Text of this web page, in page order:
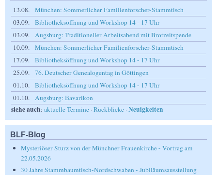
13.08.
München: Sommerlicher Familienforscher-Stammtisch
03.09.
Bibliotheksöffnung und Workshop 14 - 17 Uhr
03.09.
Augsburg: Traditioneller Arbeitsabend mit Brotzeitspende
10.09.
München: Sommerlicher Familienforscher-Stammtisch
17.09.
Bibliotheksöffnung und Workshop 14 - 17 Uhr
25.09.
76. Deutscher Genealogentag in Göttingen
01.10.
Bibliotheksöffnung und Workshop 14 - 17 Uhr
01.10.
Augsburg: Bavarikon
siehe auch: aktuelle Termine ·Rückblicke ·Neuigkeiten
BLF-Blog
Mysteriöser Sturz von der Münchner Frauenkirche - Vortrag am
22.05.2026
30 Jahre Stammbaumtisch-Nordschwaben - Jubiläumsausstellung